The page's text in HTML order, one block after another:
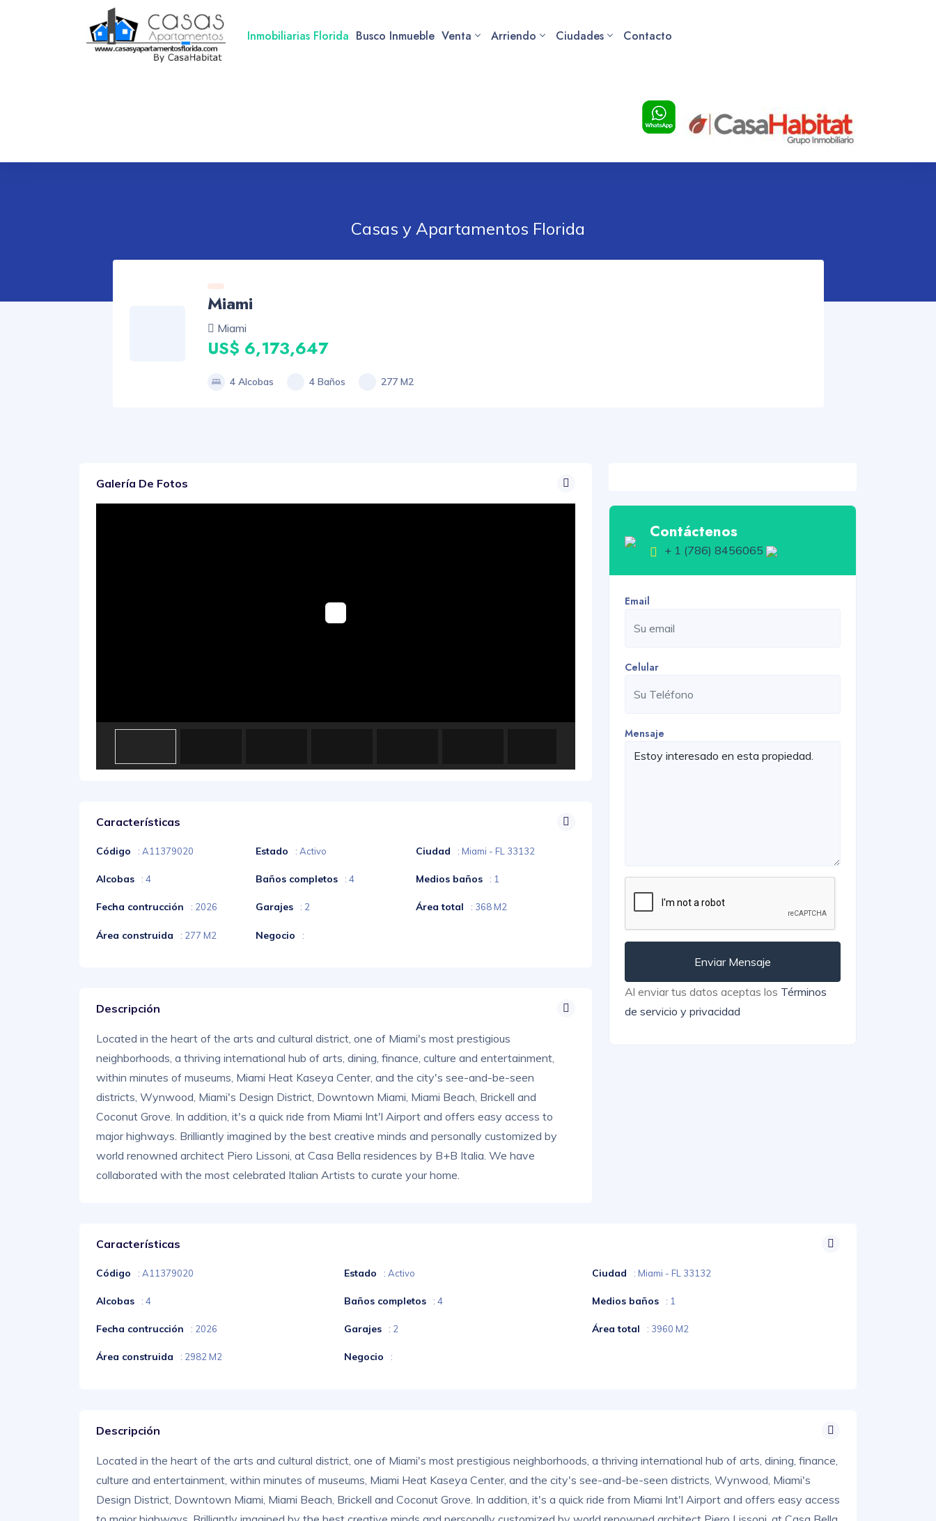
Inmobiliarias Florida Busco Inmueble Venta Arriendo Ciudades Contacto
Casas y Apartamentos Florida
Miami
Miami
US$ 6,173,647
4 Alcobas 4 Baños 277 M2
Galería De Fotos
Características
Código : A11379020 Estado : Activo Ciudad : Miami - FL 33132
Alcobas : 4 Baños completos : 4 Medios baños : 1
Fecha contrucción : 2026 Garajes : 2 Área total : 368 M2
Área construida : 277 M2 Negocio :
Descripción
Located in the heart of the arts and cultural district, one of Miami's most prestigious
neighborhoods, a thriving international hub of arts, dining, finance, culture and entertainment,
within minutes of museums, Miami Heat Kaseya Center, and the city's see-and-be-seen
districts, Wynwood, Miami's Design District, Downtown Miami, Miami Beach, Brickell and
Coconut Grove. In addition, it's a quick ride from Miami Int'l Airport and offers easy access to
major highways. Brilliantly imagined by the best creative minds and personally customized by
world renowned architect Piero Lissoni, at Casa Bella residences by B+B Italia. We have
collaborated with the most celebrated Italian Artists to curate your home.
Contáctenos
+ 1 (786) 8456065
Email
Celular
Mensaje
Enviar Mensaje
Al enviar tus datos aceptas los Términos
de servicio y privacidad
Características
Código : A11379020 Estado : Activo Ciudad : Miami - FL 33132
Alcobas : 4 Baños completos : 4 Medios baños : 1
Fecha contrucción : 2026 Garajes : 2 Área total : 3960 M2
Área construida : 2982 M2 Negocio :
Descripción
Located in the heart of the arts and cultural district, one of Miami's most prestigious neighborhoods, a thriving international hub of arts, dining, finance,
culture and entertainment, within minutes of museums, Miami Heat Kaseya Center, and the city's see-and-be-seen districts, Wynwood, Miami's
Design District, Downtown Miami, Miami Beach, Brickell and Coconut Grove. In addition, it's a quick ride from Miami Int'l Airport and offers easy access